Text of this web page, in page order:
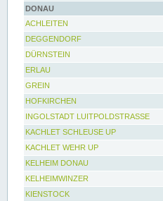
DONAU
ACHLEITEN
DEGGENDORF
DÜRNSTEIN
ERLAU
GREIN
HOFKIRCHEN
INGOLSTADT LUITPOLDSTRASSE
KACHLET SCHLEUSE UP
KACHLET WEHR UP
KELHEIM DONAU
KELHEIMWINZER
KIENSTOCK